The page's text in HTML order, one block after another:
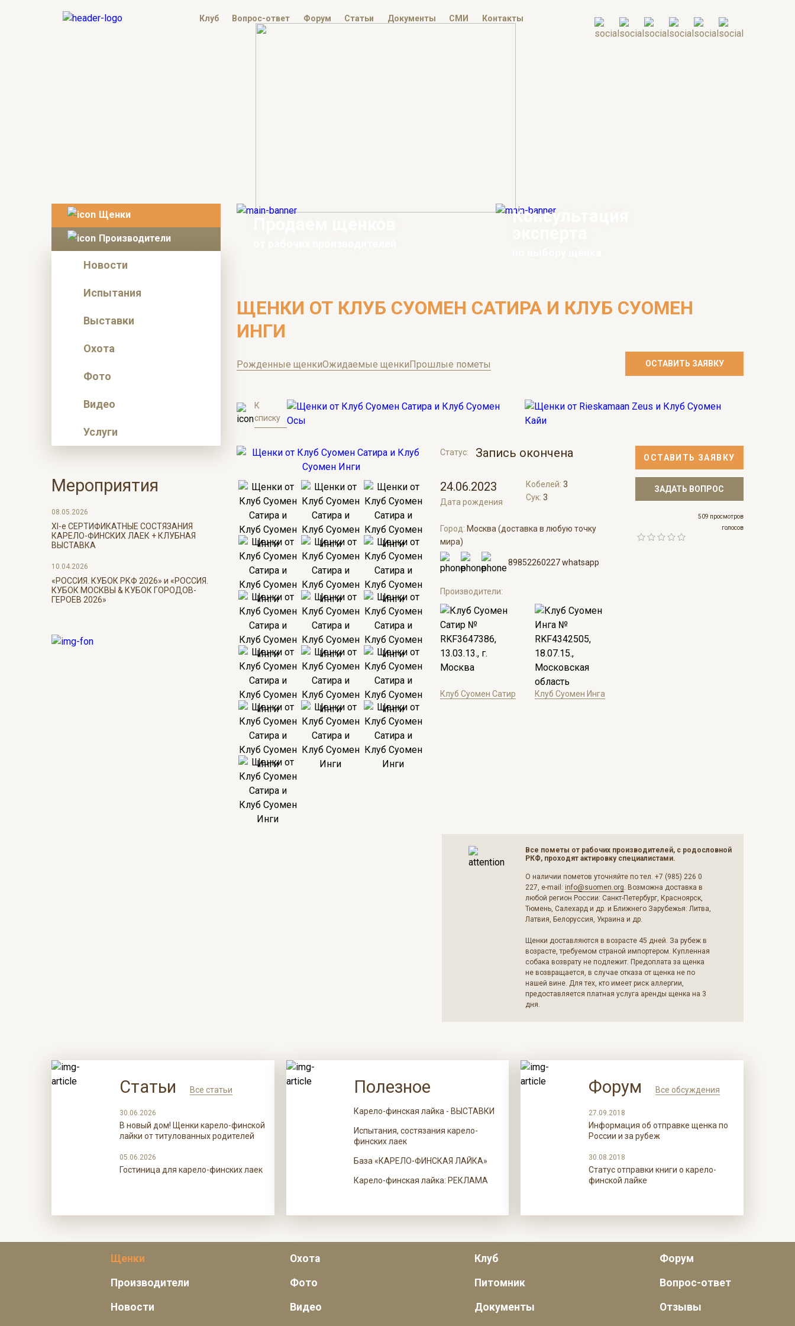
Клуб Вопрос-ответ Форум Статьи Документы СМИ Контакты
Щенки
Производители
Новости
Испытания
Выставки
Охота
Фото
Видео
Услуги
Мероприятия
08.05.2026
ХI-е СЕРТИФИКАТНЫЕ СОСТЯЗАНИЯ
КАРЕЛО-ФИНСКИХ ЛАЕК + КЛУБНАЯ
ВЫСТАВКА
10.04.2026
«РОССИЯ. КУБОК РКФ 2026» и «РОССИЯ.
КУБОК МОСКВЫ & КУБОК ГОРОДОВ-
ГЕРОЕВ 2026»
Консультация
ЩЕНКИ ОТ КЛУБ СУОМЕН САТИРА И КЛУБ СУОМЕН
ИНГИ
Рожденные щенкиОжидаемые щенкиПрошлые пометы ОСТАВИТЬ ЗАЯВКУ
К
списку
Статус: Запись окончена
24.06.2023
Дата рождения
Кобелей: 3
Сук: 3
Город: Москва (доставка в любую точку
мира)
89852260227 whatsapp
Производители:
Клуб Суомен Сатир Клуб Суомен Инга
ОСТАВИТЬ ЗАЯВКУ
ЗАДАТЬ ВОПРОС
509 просмотров
голосов
Все пометы от рабочих производителей, с родословной
РКФ, проходят актировку специалистами.
О наличии пометов уточняйте по тел. +7 (985) 226 0
227, e-mail: info@suomen.org. Возможна доставка в
любой регион России: Санкт-Петербург, Красноярск,
Тюмень, Салехард и др. и Ближнего Зарубежья: Литва,
Латвия, Белоруссия, Украина и др.
Щенки доставляются в возрасте 45 дней. За рубеж в
возрасте, требуемом страной импортером. Купленная
собака возврату не подлежит. Предоплата за щенка
не возвращается, в случае отказа от щенка не по
нашей вине. Для тех, кто имеет риск аллергии,
предоставляется платная услуга аренды щенка на 3
дня.
Статьи Все статьи
30.06.2026
В новый дом! Щенки карело-финской
лайки от титулованных родителей
05.06.2026
Гостиница для карело-финских лаек
Полезное
Карело-финская лайка - ВЫСТАВКИ
Испытания, состязания карело-
финских лаек
База «КАРЕЛО-ФИНСКАЯ ЛАЙКА»
Карело-финская лайка: РЕКЛАМА
Форум Все обсуждения
27.09.2018
Информация об отправке щенка по
России и за рубеж
30.08.2018
Статус отправки книги о карело-
финской лайке
Щенки
Производители
Новости
Охота
Фото
Видео
Клуб
Питомник
Документы
Форум
Вопрос-ответ
Отзывы